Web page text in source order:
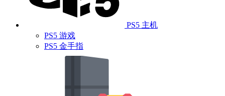
PS5 主机
PS5 游戏
PS5 金手指